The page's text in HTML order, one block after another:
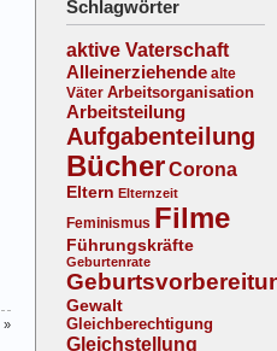
Schlagwörter
aktive Vaterschaft
Alleinerziehende alte
Väter Arbeitsorganisation
Arbeitsteilung
Aufgabenteilung
BücherCorona
Eltern Elternzeit
Feminismus Filme
Führungskräfte
Geburtenrate
Gewalt
Gleichberechtigung
Gleichstellung
»